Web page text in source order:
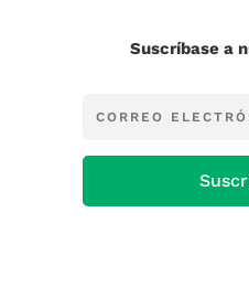
Suscríbase a